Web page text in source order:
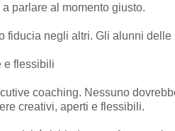
parlare al momento giusto.
fiducia negli altri. Gli alunni
e flessibili
coaching. Nessuno
creativi, aperti e flessibili.